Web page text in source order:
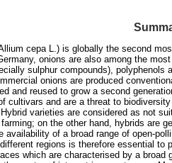
cepa L.) is globally the second
onions are also among the
sulphur compounds),
onions are produced
and reused to grow a second
cultivars and are a threat to
varieties are considered as not
on the other hand, hybrids are
availability of a broad range of open-
regions is therefore essential
which are characterised by a